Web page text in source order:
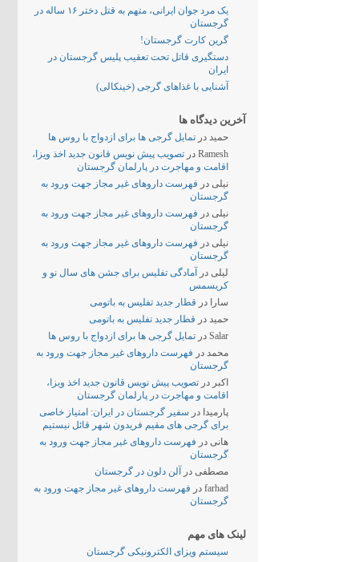
یک مرد جوان ایرانی، متهم به قتل دختر ۱۶ ساله در
گرجستان
گرین کارت گرجستان!
دستگیری قاتل تحت تعقیب پلیس گرجستان در
ایران
آشنایی با غذاهای گرجی (خینکالی)
آخرین دیدگاه ها
حمید در تمایل گرجی ها برای ازدواج با روس ها
Ramesh در تصویب پیش نویس قانون جدید اخذ ویزا،
اقامت و مهاجرت در پارلمان گرجستان
نیلی در فهرست داروهای غیر مجاز جهت ورود به
گرجستان
نیلی در فهرست داروهای غیر مجاز جهت ورود به
گرجستان
نیلی در فهرست داروهای غیر مجاز جهت ورود به
گرجستان
لیلی در
آمادگی تفلیس برای جشن های سال نو و
کریسمس
سارا
در قطار جدید تفلیس به باتومی
حمید در قطار جدید تفلیس به باتومی
Salar در تمایل گرجی ها برای ازدواج با روس ها
محمد در فهرست داروهای غیر مجاز جهت ورود به
گرجستان
اکبر در تصویب پیش نویس قانون جدید اخذ ویزا،
اقامت و مهاجرت در پارلمان گرجستان
پارمیدا در سفیر گرجستان در ایران: امتیاز خاصی
برای گرجی های مقیم فریدون شهر قائل نیستیم
هانی در فهرست داروهای غیر مجاز جهت ورود به
گرجستان
مصطفی در
آلن دلون در گرجستان
farhad در فهرست داروهای غیر مجاز جهت ورود به
گرجستان
لینک های مهم
سیستم ویزای الکترونیکی گرجستان